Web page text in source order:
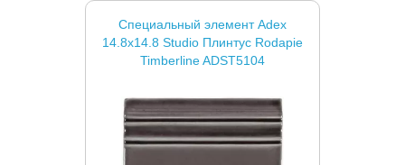
Специальный элемент Adex
14.8x14.8 Studio Плинтус Rodapie
Timberline ADST5104